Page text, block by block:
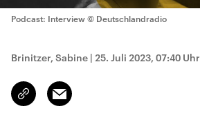
Podcast: Interview © Deutschlandradio
Brinitzer, Sabine | 25. Juli 2023, 07:40 Uhr
Link
kopieren/teilen
Email